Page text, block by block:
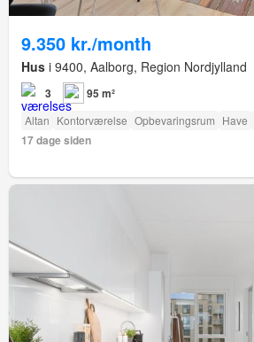
9.350 kr./month
Hus i 9400, Aalborg, Region Nordjylland
3 95 m²
Altan Kontorværelse Opbevaringsrum Have
17 dage siden